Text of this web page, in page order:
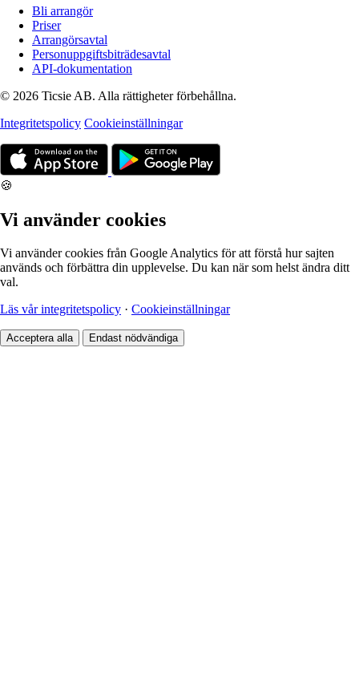
Bli arrangör
Priser
Arrangörsavtal
Personuppgiftsbiträdesavtal
API-dokumentation
© 2026 Ticsie AB. Alla rättigheter förbehållna.
Integritetspolicy Cookieinställningar
🍪
Vi använder cookies
Vi använder cookies från Google Analytics för att förstå hur sajten
används och förbättra din upplevelse. Du kan när som helst ändra ditt
val.
Läs vår integritetspolicy · Cookieinställningar
Acceptera alla Endast nödvändiga